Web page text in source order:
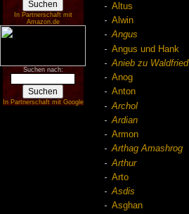
In Partnerschaft mit
Amazon.de
Suchen nach:
In Partnerschaft mit Google
Altus
Alwin
Angus
Angus und Hank
Anieb zu Waldfried
Anog
Anton
Archol
Ardian
Armon
Arthag Amashrog
Arthur
Arto
Asdis
Asghan